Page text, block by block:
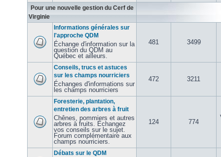
Pour une nouvelle gestion du Cerf de
Virginie
Informations générales sur
l'approche QDM
Échange d'information sur la
question du QDM au
Québec et ailleurs.
481 3499
Conseils, trucs et astuces
sur les champs nourriciers
Échanges d'informations sur
les champs nourriciers
472 3211
Foresterie, plantation,
entretien des arbres à fruit
Chênes, pommiers et autres
arbres à fruits. Échangez
vos conseils sur le sujet.
Forum complémentaire aux
champs nourriciers.
124 774
Débats sur le QDM